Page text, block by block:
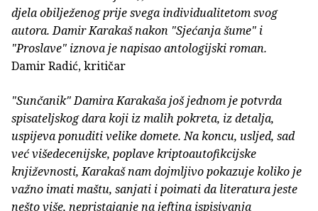
djela obilježenog prije svega individualitetom svog
autora. Damir Karakaš nakon "Sjećanja šume" i
"Proslave" iznova je napisao antologijski roman.
Damir Radić, kritičar
"Sunčanik" Damira Karakaša još jednom je potvrda
spisateljskog dara koji iz malih pokreta, iz detalja,
uspijeva ponuditi velike domete. Na koncu, usljed, sad
već višedecenijske, poplave kriptoautofikcijske
književnosti, Karakaš nam dojmljivo pokazuje koliko je
važno imati maštu, sanjati i poimati da literatura jeste
nešto više, nepristajanje na jeftina ispisivanja